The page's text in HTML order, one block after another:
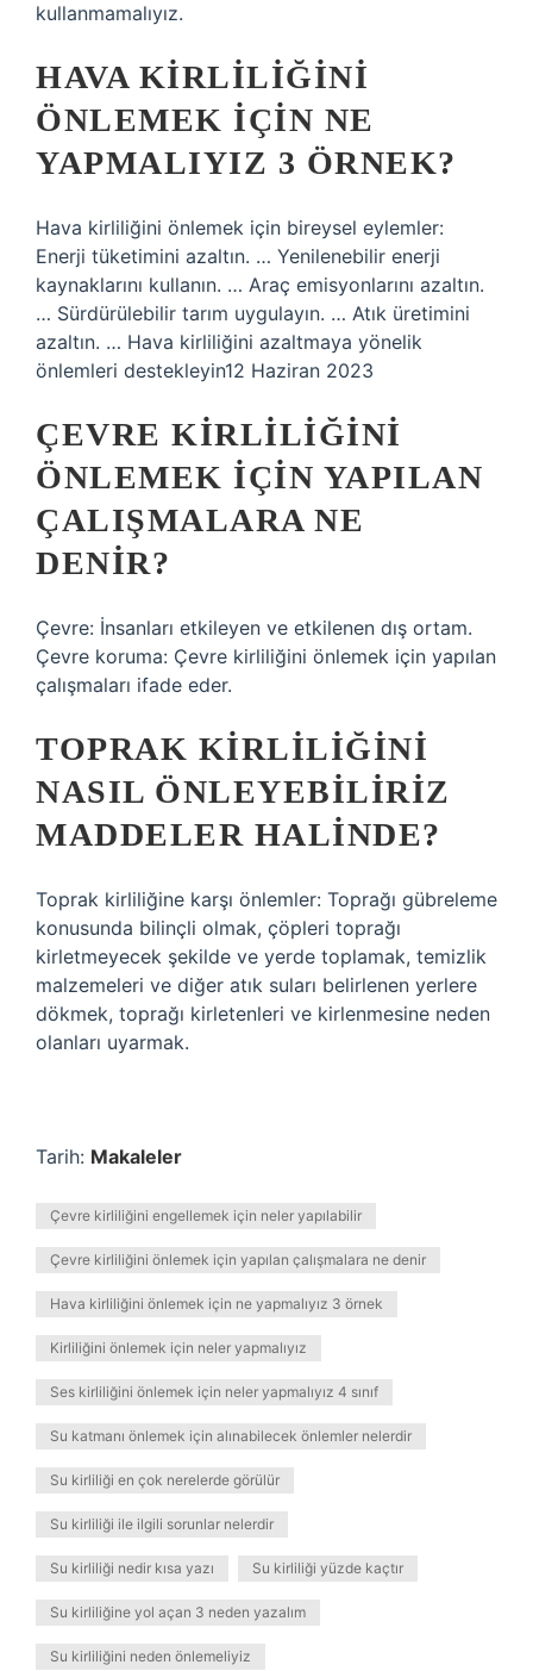
kullanmamalıyız.
HAVA KIRLILIĞINI
ÖNLEMEK IÇIN NE
YAPMALIYIZ 3 ÖRNEK?
Hava kirliliğini önlemek için bireysel eylemler:
Enerji tüketimini azaltın. … Yenilenebilir enerji
kaynaklarını kullanın. … Araç emisyonlarını azaltın.
… Sürdürülebilir tarım uygulayın. … Atık üretimini
azaltın. … Hava kirliliğini azaltmaya yönelik
önlemleri destekleyin12 Haziran 2023
ÇEVRE KIRLILIĞINI
ÖNLEMEK IÇIN YAPILAN
ÇALIŞMALARA NE
DENIR?
Çevre: İnsanları etkileyen ve etkilenen dış ortam.
Çevre koruma: Çevre kirliliğini önlemek için yapılan
çalışmaları ifade eder.
TOPRAK KIRLILIĞINI
NASIL ÖNLEYEBILIRIZ
MADDELER HALINDE?
Toprak kirliliğine karşı önlemler: Toprağı gübreleme
konusunda bilinçli olmak, çöpleri toprağı
kirletmeyecek şekilde ve yerde toplamak, temizlik
malzemeleri ve diğer atık suları belirlenen yerlere
dökmek, toprağı kirletenleri ve kirlenmesine neden
olanları uyarmak.
Tarih: Makaleler
Çevre kirliliğini engellemek için neler yapılabilir
Çevre kirliliğini önlemek için yapılan çalışmalara ne denir
Hava kirliliğini önlemek için ne yapmalıyız 3 örnek
Kirliliğini önlemek için neler yapmalıyız
Ses kirliliğini önlemek için neler yapmalıyız 4 sınıf
Su katmanı önlemek için alınabilecek önlemler nelerdir
Su kirliliği en çok nerelerde görülür
Su kirliliği ile ilgili sorunlar nelerdir
Su kirliliği nedir kısa yazı Su kirliliği yüzde kaçtır
Su kirliliğine yol açan 3 neden yazalım
Su kirliliğini neden önlemeliyiz